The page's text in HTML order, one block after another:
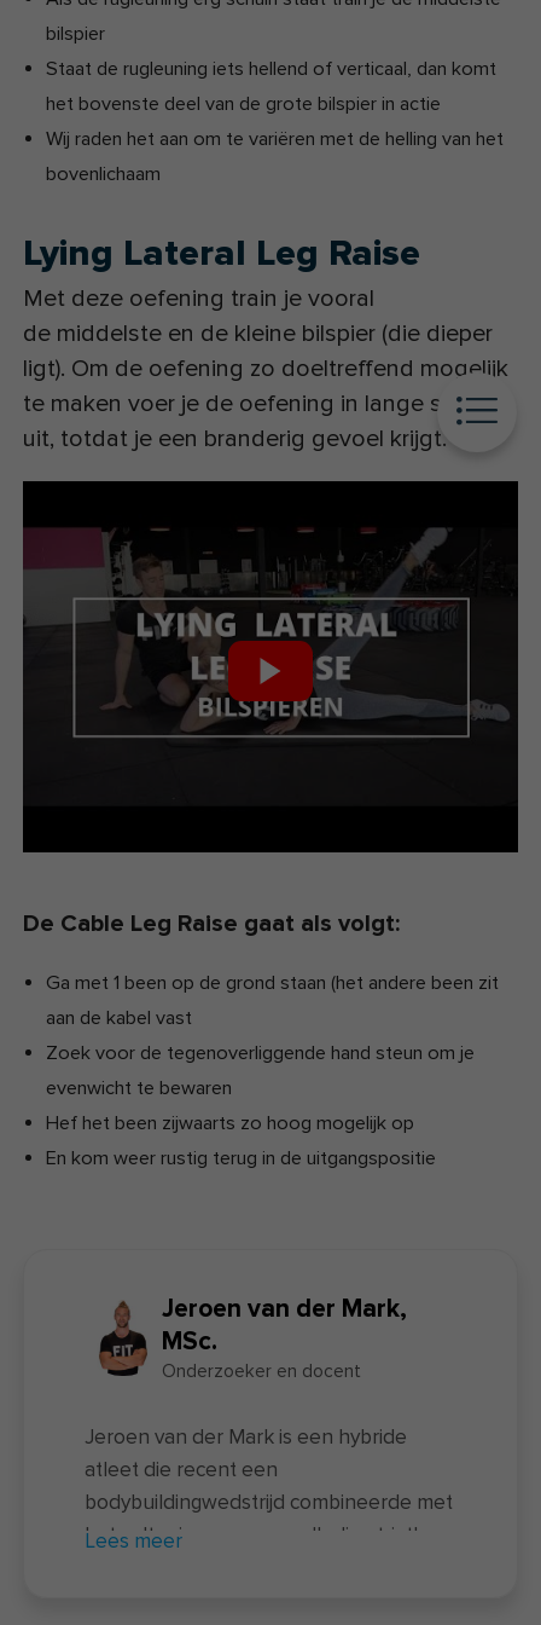
bilspier
Staat de rugleuning iets hellend of verticaal, dan komt
het bovenste deel van de grote bilspier in actie
Wij raden het aan om te variëren met de helling van het
bovenlichaam
Lying Lateral Leg Raise
Met deze oefening train je vooral
de middelste en de kleine bilspier (die dieper
ligt). Om de oefening zo doeltreffend mogelijk
te maken voer je de oefening in lange series
uit, totdat je een branderig gevoel krijgt.
De Cable Leg Raise gaat als volgt:
Ga met 1 been op de grond staan (het andere been zit
aan de kabel vast
Zoek voor de tegenoverliggende hand steun om je
evenwicht te bewaren
Hef het been zijwaarts zo hoog mogelijk op
En kom weer rustig terug in de uitgangspositie
Jeroen van der Mark,
MSc.
Onderzoeker en docent
Jeroen van der Mark is een hybride
atleet die recent een
bodybuildingwedstrijd combineerde met
het voltooien van een volledige triatlon
Lees meer